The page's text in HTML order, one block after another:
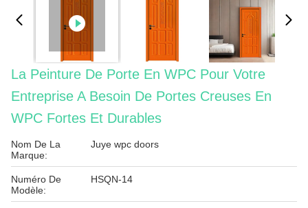
La Peinture De Porte En WPC Pour Votre
Entreprise A Besoin De Portes Creuses En
WPC Fortes Et Durables
Nom De La
Marque:
Juye wpc doors
Numéro De
Modèle:
HSQN-14